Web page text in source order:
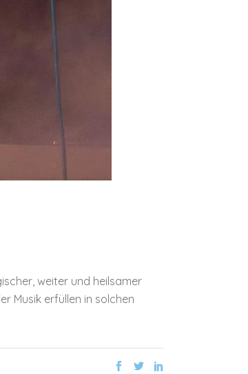
weiter und heilsamer
Musik erfüllen in solchen